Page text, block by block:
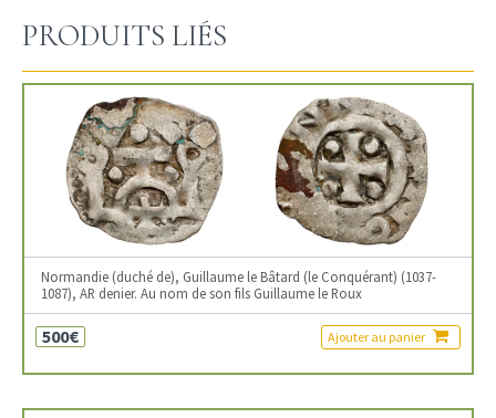
PRODUITS LIÉS
Normandie (duché de), Guillaume le Bâtard (le Conquérant) (1037-
1087), AR denier. Au nom de son fils Guillaume le Roux
500€ Ajouter au panier